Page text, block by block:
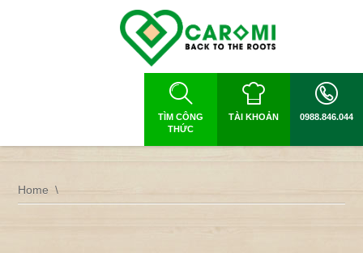
TÌM CÔNG
THỨC
TÀI KHOẢN 0988.846.044
Home